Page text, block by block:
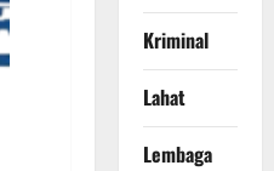
Kriminal
Lahat
Lembaga